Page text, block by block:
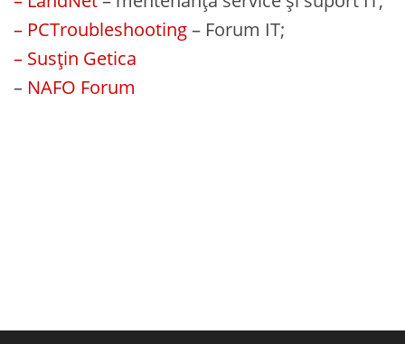
– PCTroubleshooting– Forum IT;
– Susțin Getica
– NAFO Forum